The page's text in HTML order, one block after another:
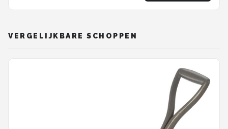
VERGELIJKBARE SCHOPPEN